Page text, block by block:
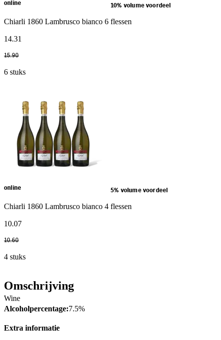
online 10% volume voordeel
Chiarli 1860 Lambrusco bianco 6 flessen
14.31
15.90
6 stuks
online 5% volume voordeel
Chiarli 1860 Lambrusco bianco 4 flessen
10.07
10.60
4 stuks
Omschrijving
Wine
Alcoholpercentage:7.5%
Extra informatie